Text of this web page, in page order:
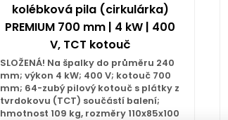
kolébková pila (cirkulárka)
PREMIUM 700 mm | 4 kW | 400
V, TCT kotouč
SLOŽENÁ! Na špalky do průměru 240
mm; výkon 4 kW; 400 V; kotouč 700
mm; 64-zubý pilový kotouč s plátky z
tvrdokovu (TCT) součástí balení;
hmotnost 109 kg, rozměry 110x85x100